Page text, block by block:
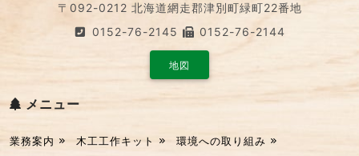
〒092-0212 北海道網走郡津別町緑町22番地
0152-76-2145
0152-76-2144
地図
メニュー
業務案内 木工工作キット 環境への取り組み